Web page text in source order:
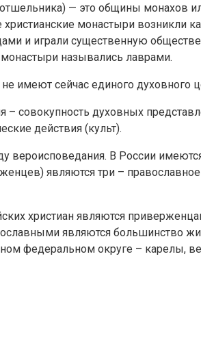
отшельника) — это общины
монастыри возникли
и играли существенную
назывались лаврами.
имеют сейчас единого духовного
совокупность духовных
действия (культ).
вероисповедания. В России
являются три –
христиан являются
являются большинство
федеральном округе – карелы,